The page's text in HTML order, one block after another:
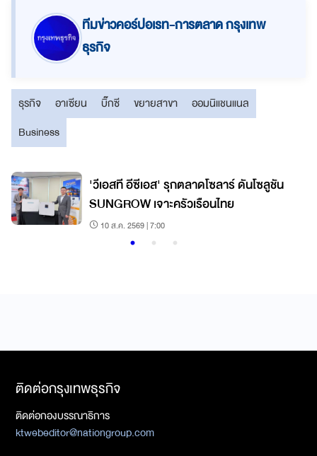
ทีมข่าวคอร์ปอเรท-การตลาด กรุงเทพ
ธุรกิจ
ธุรกิจ อาเซียน บิ๊กซี ขยายสาขา
ออมนิแชนแนล
Business
'วีเอสที อีซีเอส' รุกตลาดโซลาร์ ดันโซลูชัน
SUNGROW เจาะครัวเรือนไทย
10 ส.ค. 2569 | 7:00
ติดต่อกรุงเทพธุรกิจ
ติดต่อกองบรรณาธิการ
ktwebeditor@nationgroup.com